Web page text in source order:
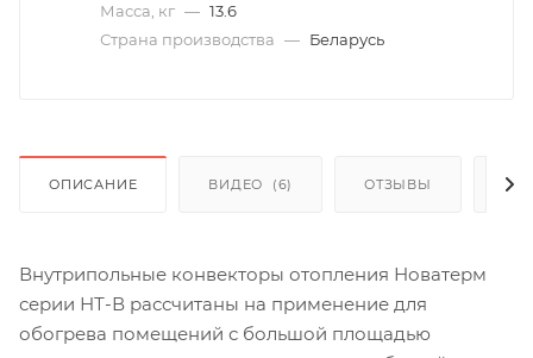
Масса, кг — 13.6
Страна производства — Беларусь
ОПИСАНИЕ ВИДЕО (6) ОТЗЫВЫ
Внутрипольные конвекторы отопления Новатерм
серии НТ-В рассчитаны на применение для
обогрева помещений с большой площадью